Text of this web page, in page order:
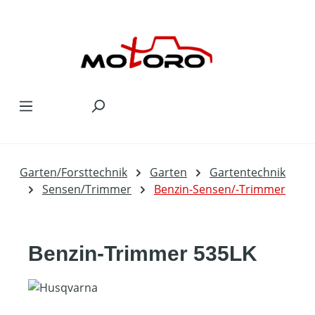
Garten/Forsttechnik Garten
Gartentechnik
Sensen/Trimmer
Benzin-Sensen/-Trimmer
Benzin-Trimmer 535LK